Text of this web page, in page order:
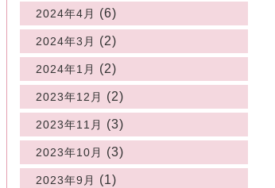
2024年4月 (6)
2024年3月 (2)
2024年1月 (2)
2023年12月 (2)
2023年11月 (3)
2023年10月 (3)
2023年9月 (1)